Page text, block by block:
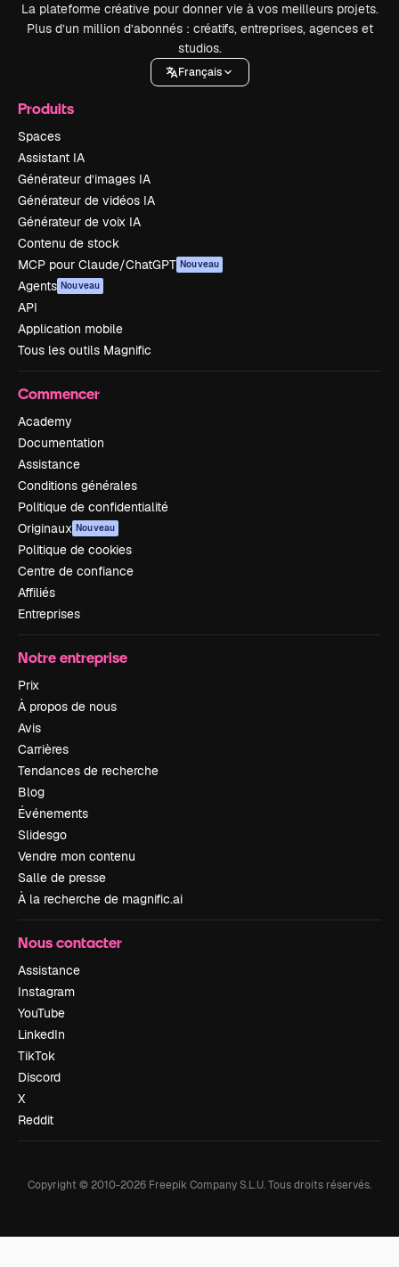
La plateforme créative pour donner vie à vos meilleurs projets.
Plus d’un million d’abonnés : créatifs, entreprises, agences et
studios.
Français
Produits
Spaces
Assistant IA
Générateur d’images IA
Générateur de vidéos IA
Générateur de voix IA
Contenu de stock
MCP pour Claude/ChatGPT Nouveau
Agents Nouveau
API
Application mobile
Tous les outils Magnific
Commencer
Academy
Documentation
Assistance
Conditions générales
Politique de confidentialité
Originaux Nouveau
Politique de cookies
Centre de confiance
Affiliés
Entreprises
Notre entreprise
Prix
À propos de nous
Avis
Carrières
Tendances de recherche
Blog
Événements
Slidesgo
Vendre mon contenu
Salle de presse
À la recherche de magnific.ai
Nous contacter
Assistance
Instagram
YouTube
LinkedIn
TikTok
Discord
X
Reddit
Copyright © 2010-2026 Freepik Company S.L.U.Tous droits réservés.